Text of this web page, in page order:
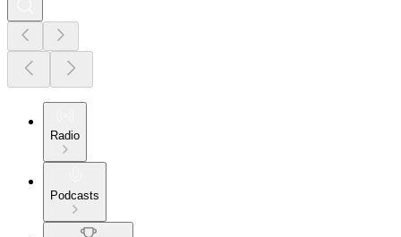
Radio
Podcasts